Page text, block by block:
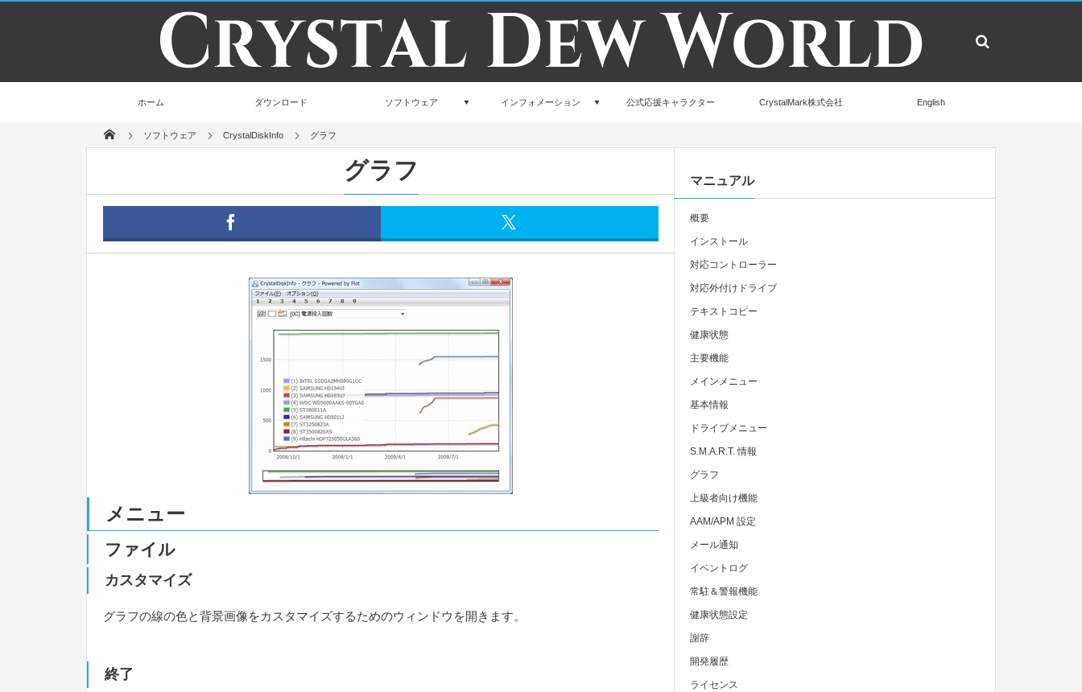
ホーム ダウンロード ソフトウェア インフォメーション 公式応援キャラクター CrystalMark株式会社 English
ソフトウェア CrystalDiskInfo グラフ
グラフ
メニュー
ファイル
カスタマイズ
グラフの線の色と背景画像をカスタマイズするためのウィンドウを開きます。
終了
マニュアル
概要
インストール
対応コントローラー
対応外付けドライブ
テキストコピー
健康状態
主要機能
メインメニュー
基本情報
ドライブメニュー
S.M.A.R.T. 情報
グラフ
上級者向け機能
AAM/APM 設定
メール通知
イベントログ
常駐＆警報機能
健康状態設定
謝辞
開発履歴
ライセンス